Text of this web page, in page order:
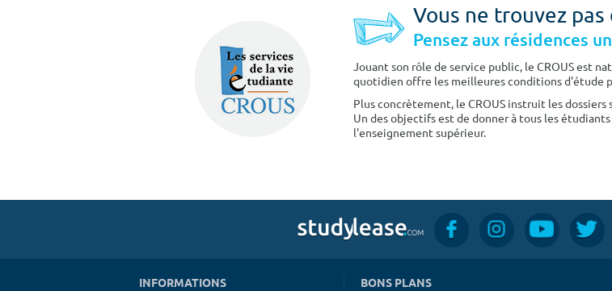
Vous ne trouvez
Pensez aux résidences
Jouant son rôle de service public, le CROUS est
quotidien offre les meilleures conditions d'étude
Plus concrètement, le CROUS instruit les
Un des objectifs est de donner à tous les
l'enseignement supérieur.
INFORMATIONS BONS PLANS